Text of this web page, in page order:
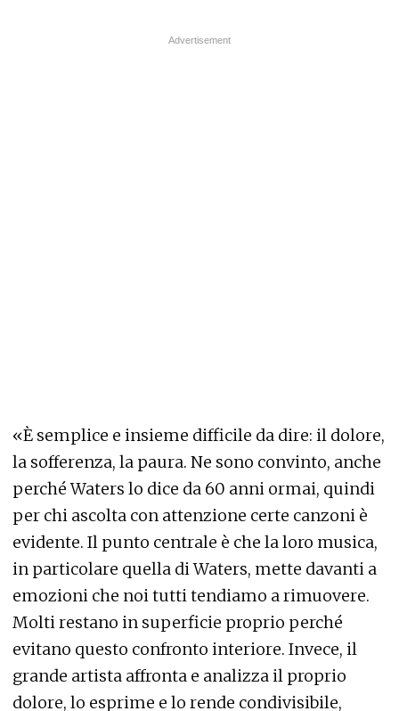
«È semplice e insieme difficile da dire: il dolore,
la sofferenza, la paura. Ne sono convinto, anche
perché Waters lo dice da 60 anni ormai, quindi
per chi ascolta con attenzione certe canzoni è
evidente. Il punto centrale è che la loro musica,
in particolare quella di Waters, mette davanti a
emozioni che noi tutti tendiamo a rimuovere.
Molti restano in superficie proprio perché
evitano questo confronto interiore. Invece, il
grande artista affronta e analizza il proprio
dolore, lo esprime e lo rende condivisibile,